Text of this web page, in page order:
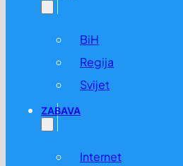
BiH
Regija
Svijet
ZABAVA
Internet